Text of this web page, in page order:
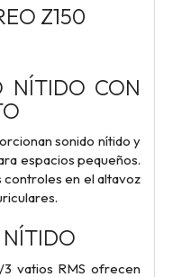
Z150
NÍTIDO CON
sonido nítido y
espacios pequeños.
en el altavoz
NÍTIDO
vatios RMS ofrecen